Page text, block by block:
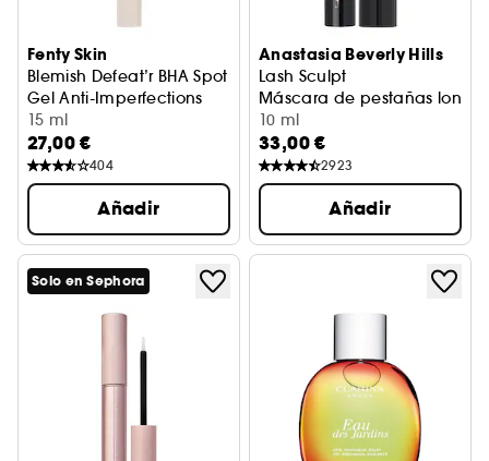
Fenty Skin
Blemish Defeat’r BHA Spot
Gel Anti-Imperfections
15 ml
27,00 €
404
Añadir
Anastasia Beverly Hills
Lash Sculpt
Máscara de pestañas
10 ml
33,00 €
2923
Añadir
Solo en Sephora